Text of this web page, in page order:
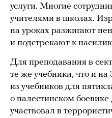
услуги. Многие
учителями в школах.
на уроках разжигают
и подстрекают к
Для преподавания в
те же учебники, что и
из учебников для
о палестинском
участвовал в